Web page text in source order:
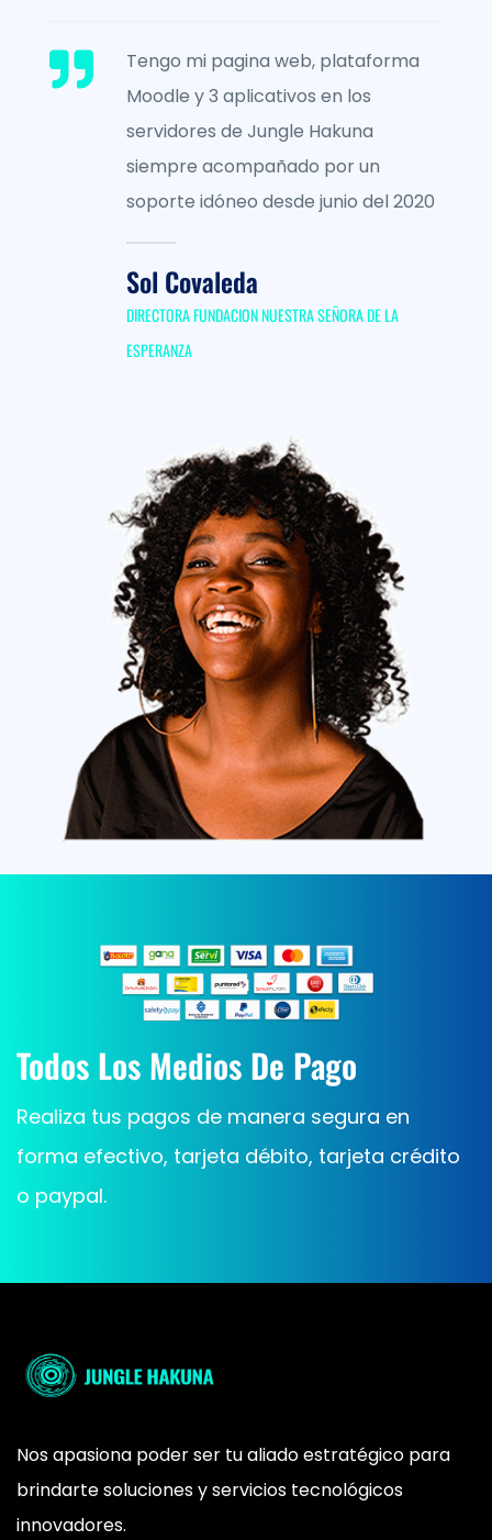
Han desarrollado mi tienda de
comercio electrónico
multivendedor, y he alojado esta en
sus servidores VPS, y asi mi negocio
empezó el proceso de crecimiento.
Fernando Jimenez
CO-FUNDADOR NEGOCIOS EXPRESS
Todos Los Medios De Pago
Realiza tus pagos de manera segura en
forma efectivo, tarjeta débito, tarjeta crédito
o paypal.
Nos apasiona poder ser tu aliado estratégico para
brindarte soluciones y servicios tecnológicos
innovadores.